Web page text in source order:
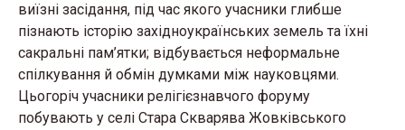
виїзні засідання, під час якого учасники глибше
пізнають історію західноукраїнських земель та їхні
сакральні пам’ятки; відбувається неформальне
спілкування й обмін думками між науковцями.
Цьогоріч учасники релігієзнавчого форуму
побувають у селі Стара Скварява Жовківського